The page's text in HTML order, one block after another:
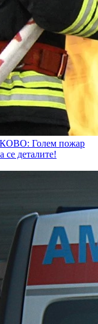
Голем пожар
се деталите!